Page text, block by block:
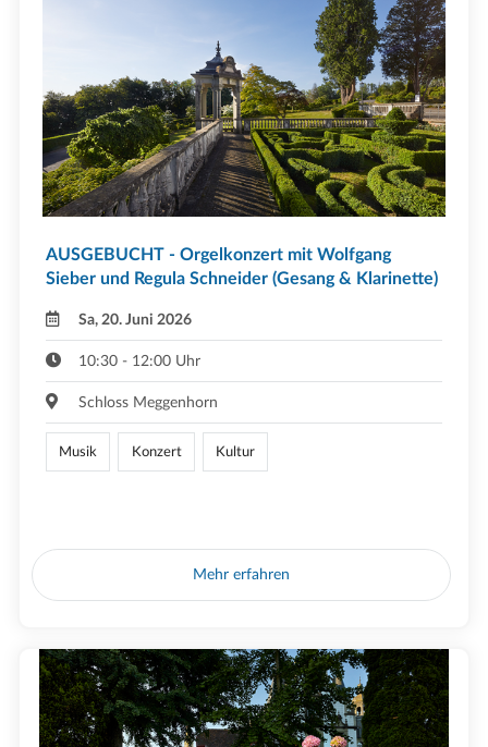
AUSGEBUCHT - Orgelkonzert mit Wolfgang
Sieber und Regula Schneider (Gesang & Klarinette)
Sa, 20. Juni 2026
10:30 - 12:00 Uhr
Schloss Meggenhorn
Musik Konzert Kultur
Mehr erfahren